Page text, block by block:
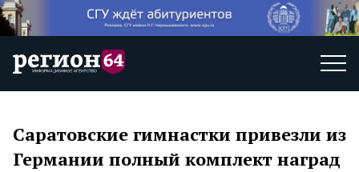
Саратовские гимнастки привезли из
Германии полный комплект наград